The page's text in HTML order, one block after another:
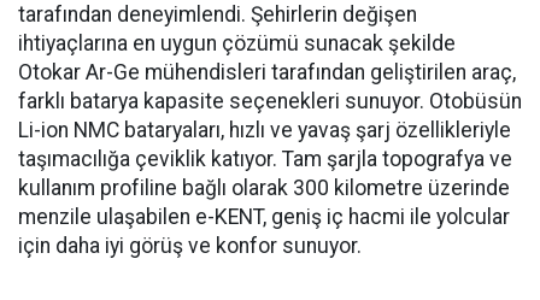
tarafından deneyimlendi. Şehirlerin değişen
ihtiyaçlarına en uygun çözümü sunacak şekilde
Otokar Ar-Ge mühendisleri tarafından geliştirilen araç,
farklı batarya kapasite seçenekleri sunuyor. Otobüsün
Li-ion NMC bataryaları, hızlı ve yavaş şarj özellikleriyle
taşımacılığa çeviklik katıyor. Tam şarjla topografya ve
kullanım profiline bağlı olarak 300 kilometre üzerinde
menzile ulaşabilen e-KENT, geniş iç hacmi ile yolcular
için daha iyi görüş ve konfor sunuyor.